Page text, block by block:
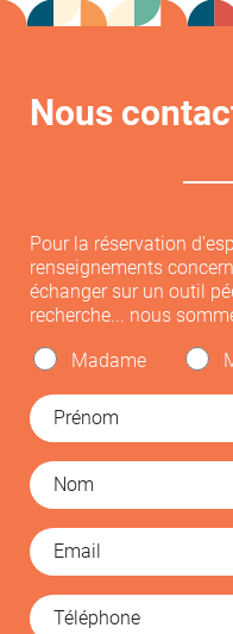
Nous
Pour la réservation
renseignements
échanger sur un outil
recherche... nous
Madame